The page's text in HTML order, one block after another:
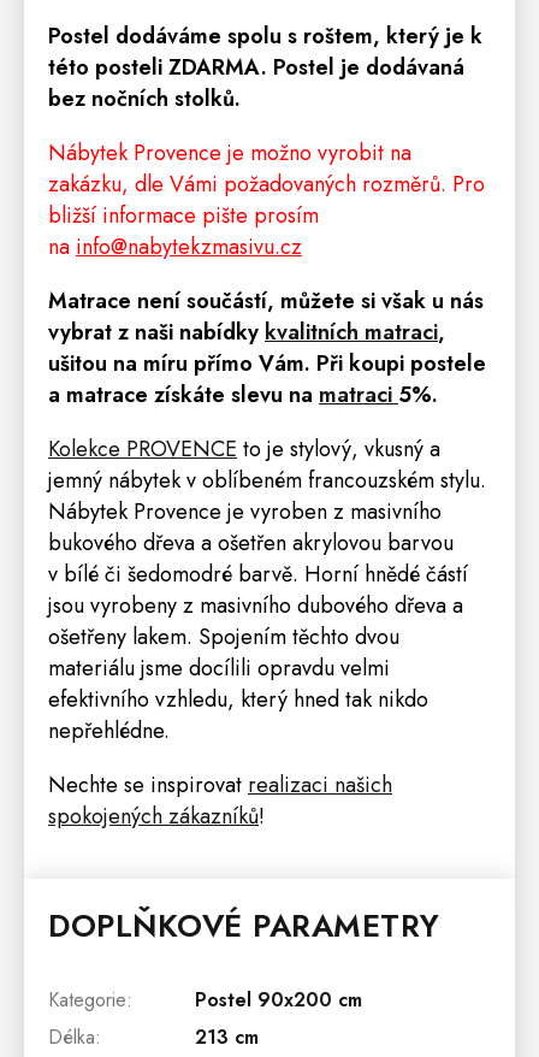
Postel dodáváme spolu s roštem, který je k
této posteli ZDARMA. Postel je dodávaná
bez nočních stolků.
Nábytek Provence je možno vyrobit na
zakázku, dle Vámi požadovaných rozměrů. Pro
bližší informace pište prosím
na info@nabytekzmasivu.cz
Matrace nenísoučástí, můžete si však u nás
vybrat z naši nabídky kvalitních matraci,
ušitou na míru přímo Vám. Při koupi postele
a matrace získáte slevu na matraci 5%.
Kolekce PROVENCE to je stylový, vkusný a
jemný nábytek v oblíbeném francouzském stylu.
Nábytek Provence je vyroben z masivního
bukového dřeva a ošetřen akrylovou barvou
v bílé či šedomodré barvě. Horní hnědé částí
jsou vyrobeny z masivního dubového dřeva a
ošetřeny lakem. Spojením těchto dvou
materiálu jsme docílili opravdu velmi
efektivního vzhledu, který hned tak nikdo
nepřehlédne.
Nechte se inspirovat realizaci našich
spokojených zákazníků!
DOPLŇKOVÉ PARAMETRY
Kategorie:
Postel 90x200 cm
Délka:
213 cm